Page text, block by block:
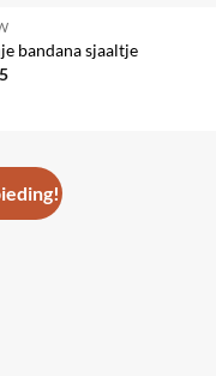
bandana sjaaltje